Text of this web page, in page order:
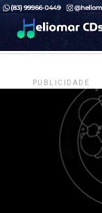
PUBLICIDADE